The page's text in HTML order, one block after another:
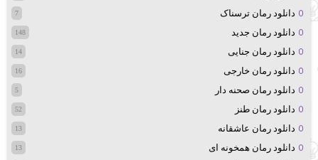
دانلود رمان ترسناک 7
دانلود رمان جدید 148
دانلود رمان جنایی 14
دانلود رمان خارجی 16
دانلود رمان صحنه دار 5
دانلود رمان طنز 52
دانلود رمان عاشقانه 13
دانلود رمان همخونه ای 13